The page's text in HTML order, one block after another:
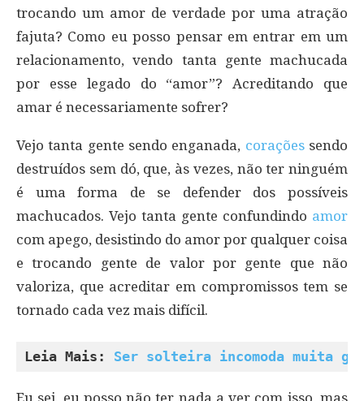
trocando um amor de verdade por uma atração
fajuta? Como eu posso pensar em entrar em um
relacionamento, vendo tanta gente machucada
por esse legado do “amor”? Acreditando que
amar é necessariamente sofrer?
Vejo tanta gente sendo enganada, corações sendo
destruídos sem dó, que, às vezes, não ter ninguém
é uma forma de se defender dos possíveis
machucados. Vejo tanta gente confundindo amor
com apego, desistindo do amor por qualquer coisa
e trocando gente de valor por gente que não
valoriza, que acreditar em compromissos tem se
tornado cada vez mais difícil.
Leia Mais: Ser solteira incomoda muita
Eu sei, eu posso não ter nada a ver com isso, mas